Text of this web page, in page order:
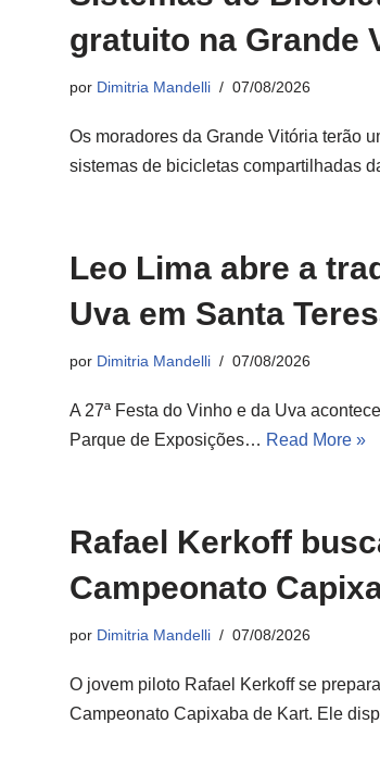
gratuito na Grande
por Dimitria Mandelli 07/08/2026
Os moradores da Grande Vitória terão
sistemas de bicicletas compartilhadas
Leo Lima abre a
Uva em Santa
por Dimitria Mandelli 07/08/2026
A 27ª Festa do Vinho e da Uva
Parque de Exposições… Read More »
Rafael Kerkoff
Campeonato
por Dimitria Mandelli 07/08/2026
O jovem piloto Rafael Kerkoff se
Campeonato Capixaba de Kart. Ele